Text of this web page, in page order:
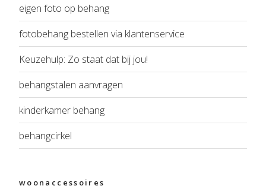
eigen foto op behang
fotobehang bestellen via klantenservice
Keuzehulp: Zo staat dat bij jou!
behangstalen aanvragen
kinderkamer behang
behangcirkel
woonaccessoires